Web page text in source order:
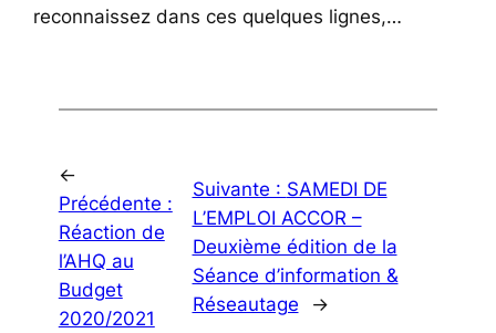
reconnaissez dans ces quelques lignes,…
←
Précédente :
Réaction de
l’AHQ au
Budget
2020/2021
Suivante : SAMEDI DE
L’EMPLOI ACCOR –
Deuxième édition de la
Séance d’information &
Réseautage
→